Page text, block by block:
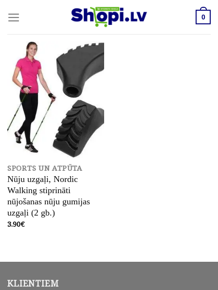
content
0
SPORTS UN ATPŪTA
Nūju uzgaļi, Nordic
Walking stiprināti
nūjošanas nūju gumijas
uzgaļi (2 gb.)
3.90€
KLIENTIEM